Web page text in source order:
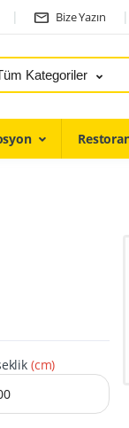
Bize Yazın
Kategoriler
(cm)